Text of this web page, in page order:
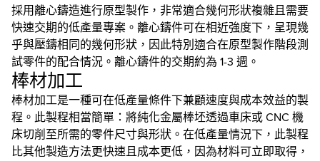
採用離心鑄造進行原型製作，非常適合幾何形狀複雜且需要
快速交期的低產量專案。離心鑄件可在相近強度下，呈現幾
乎與壓鑄相同的幾何形狀，因此特別適合在原型製作階段測
試零件的配合情況。離心鑄件的交期約為 1-3 週。
棒材加工
棒材加工是一種可在低產量條件下兼顧速度與成本效益的製
程。此製程相當簡單：將純化金屬棒坯透過車床或 CNC 機
床切削至所需的零件尺寸與形狀。在低產量情況下，此製程
比其他製造方法更快速且成本更低，因為材料可立即取得，